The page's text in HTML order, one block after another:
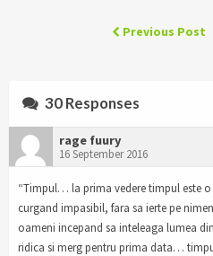
Previous Post
30 Responses
rage fuury
16 September 2016
“Timpul… la prima vedere timpul este
curgand impasibil, fara sa ierte pe
oameni incepand sa inteleaga lumea
ridica si merg pentru prima data…